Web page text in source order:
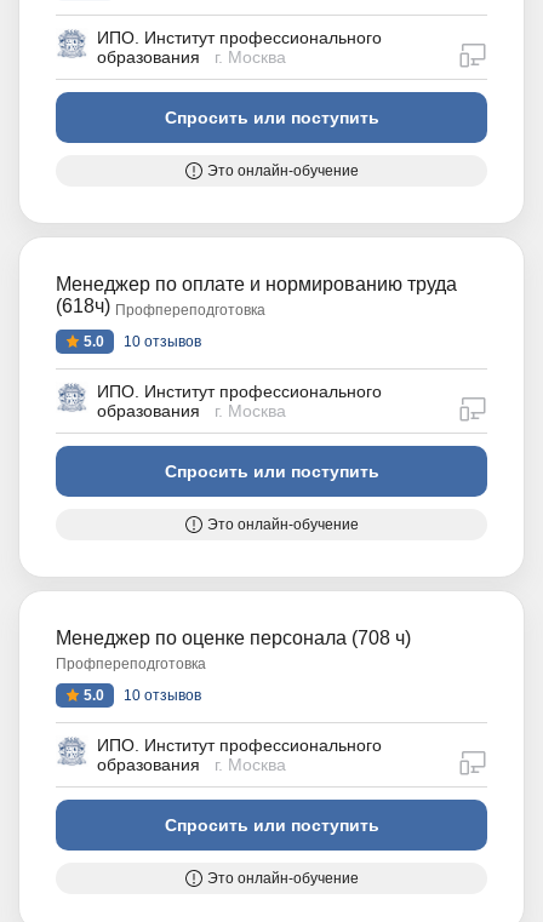
ИПО. Институт профессионального
образования
г. Москва
Спросить или поступить
Это онлайн-обучение
Менеджер по оплате и нормированию труда
(618ч) Профпереподготовка
5.0
10 отзывов
ИПО. Институт профессионального
образования
г. Москва
Спросить или поступить
Это онлайн-обучение
Менеджер по оценке персонала (708 ч)
Профпереподготовка
5.0
10 отзывов
ИПО. Институт профессионального
образования
г. Москва
Спросить или поступить
Это онлайн-обучение